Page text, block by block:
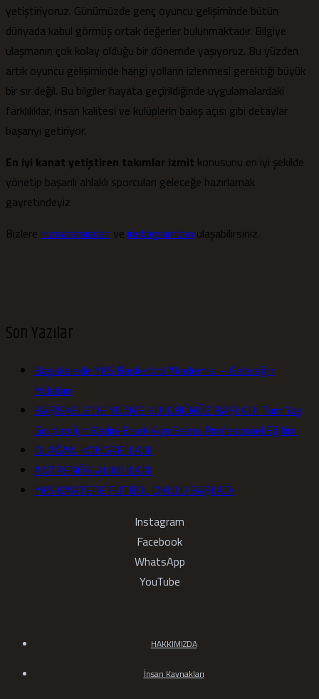
yetiştiriyoruz. Günümüzde genç oyuncu gelişiminde bütün
dünyada kabul görmüş ortak değerler bulunmaktadır. Bilgiye
ulaşmanın çok kolay olduğu bir dönemde yaşıyoruz. Bu yüzden
artık oyuncu gelişiminde hangi yolların izlenmesi gerektiği büyük
bir sır değil. Bu bilgiler hayata geçirildiğinde uygulamalardaki
farklılıklar, insan kalitesi ve kulüplerin bakış açısı gibi detaylar
başarıyı getiriyor.
En iyi kanat yetiştiren takımlar izmit konusunu en iyi şekilde
yönetip başarılı ahlaklı sporcuları geleceğe hazırlamak
gayretindeyiz
Bizlere numaramızdan ve instagramdan ulaşabilirsiniz.
Son Yazılar
Başiskele’de YKS Basketbol Akademisi – Geleceğin
Yıldızları
BAŞİSKELE’DE YÜZME KULÜBÜMÜZ BAŞLADI Tüm Yaş
Grupları İçin Kadın-Erkek Ayrı Seans Profesyonel Eğitim
OLAĞAN KONGRE İLANI
ANTRENÖR ALIMI İLANI
YKS KARTEPE FUTBOL OKULU BAŞLADI
Instagram
Facebook
WhatsApp
YouTube
HAKKIMIZDA
İnsan Kaynakları